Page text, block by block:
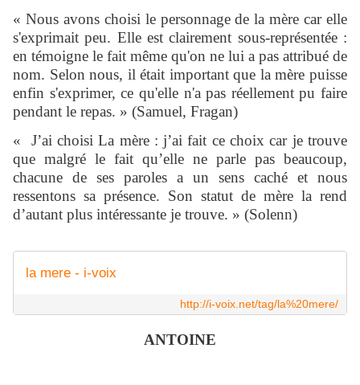
« Nous avons choisi le personnage de la mère car elle
s'exprimait peu. Elle est clairement sous-représentée :
en témoigne le fait même qu'on ne lui a pas attribué de
nom. Selon nous, il était important que la mère puisse
enfin s'exprimer, ce qu'elle n'a pas réellement pu faire
pendant le repas. » (Samuel, Fragan)
« J’ai choisi La mère : j’ai fait ce choix car je trouve
que malgré le fait qu’elle ne parle pas beaucoup,
chacune de ses paroles a un sens caché et nous
ressentons sa présence. Son statut de mère la rend
d’autant plus intéressante je trouve. » (Solenn)
la mere - i-voix
http://i-voix.net/tag/la%20mere/
ANTOINE